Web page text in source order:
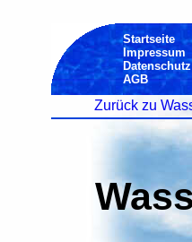
Startseite
Impressum
Datenschutz
AGB
Zurück zu